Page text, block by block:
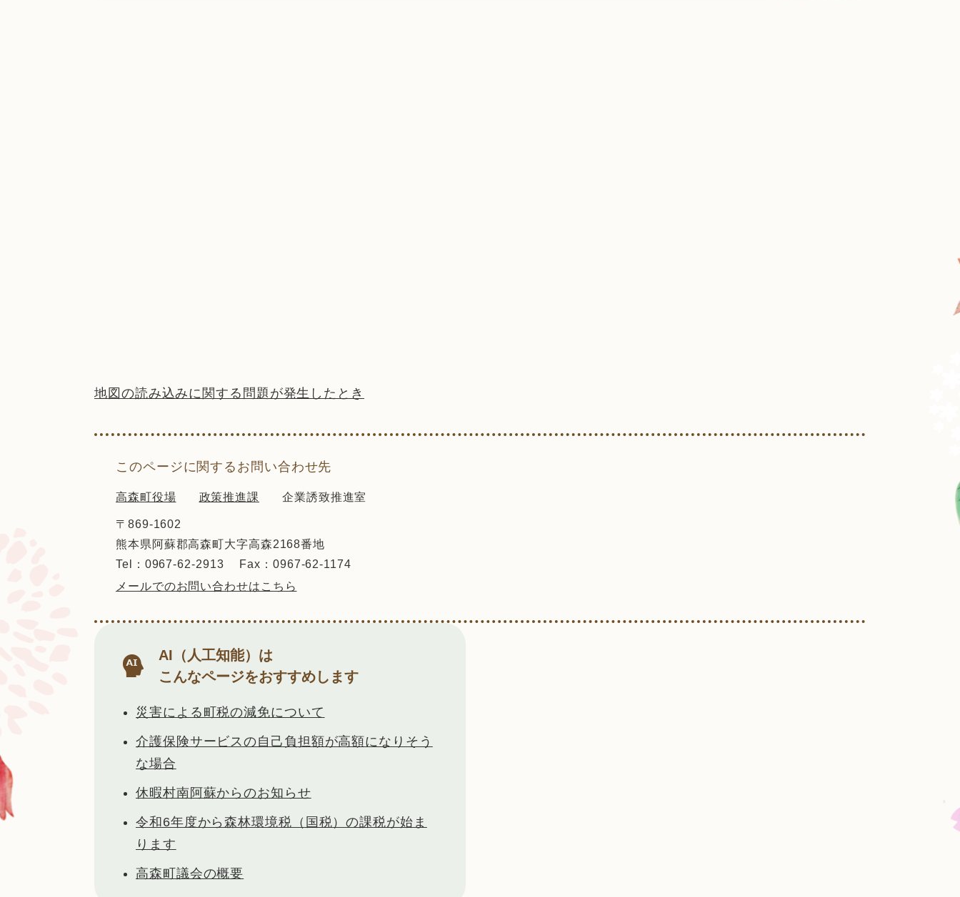
地図の読み込みに関する問題が発生したとき
このページに関するお問い合わせ先
高森町役場 政策推進課 企業誘致推進室
〒869-1602
熊本県阿蘇郡高森町大字高森2168番地
Tel：0967-62-2913
Fax：0967-62-1174
メールでのお問い合わせはこちら
AI（人工知能）は
こんなページをおすすめします
災害による町税の減免について
介護保険サービスの自己負担額が高額になりそう
な場合
休暇村南阿蘇からのお知らせ
令和6年度から森林環境税（国税）の課税が始ま
ります
高森町議会の概要